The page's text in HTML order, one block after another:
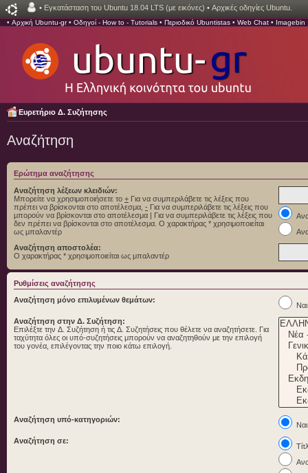
• Εγκατάσταση του Ubuntu 18.04 LTS (με εικόνες) • Αρχικές οδηγίες Ubuntu.
• Αρχική Ubuntu-gr• Οδηγοί - How to - Tutorials • Περιοδικό Ubuntistas • Web Chat • Imagebin
Ευρετήριο Δ. Συζήτησης
Αναζήτηση
Ερώτημα αναζήτησης
Αναζήτηση λέξεων κλειδιών:
Μπορείτε να χρησιμοποιήσετε το + Για να συμπεριλάβετε τις λέξεις που
πρέπει να βρίσκονται στο αποτέλεσμα, - Για να συμπεριλάβετε τις λέξεις που
μπορούν να βρίσκονται στο αποτέλεσμα | Για να συμπεριλάβετε τις λέξεις που
δεν πρέπει να βρίσκονται στο αποτέλεσμα. Ο χαρακτήρας * χρησιμοποιείται
ως μπαλαντέρ
Αναζήτηση αποστολέα:
Ο χαρακτήρας * χρησιμοποιείται ως μπαλαντέρ
Ρυθμίσεις αναζήτησης
Αναζήτηση μόνο επιλυμένων θεμάτων:
Ναι
Αναζήτηση στην Δ. Συζήτηση:
Επιλέξτε την Δ. Συζήτηση ή τις Δ. Συζητήσεις που θέλετε να αναζητήσετε. Για
ταχύτητα όλες οι υπό-συζητήσεις μπορούν να αναζητηθούν με την επιλογή
του γονέα, επιλέγοντας την ποιο κάτω επιλογή.
Αναζήτηση υπό-κατηγοριών:
Ναι
Αναζήτηση σε: